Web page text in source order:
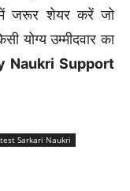
में जरूर शेयर करें जो
योग्य उम्मीदवार का
Naukri Support
Sarkari Naukri